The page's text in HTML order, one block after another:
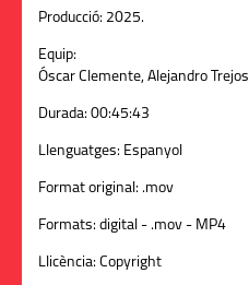
Producció: 2025.
Equip:
Óscar Clemente, Alejandro Trejos
Durada: 00:45:43
Llenguatges: Espanyol
Format original: .mov
Formats: digital - .mov - MP4
Llicència: Copyright